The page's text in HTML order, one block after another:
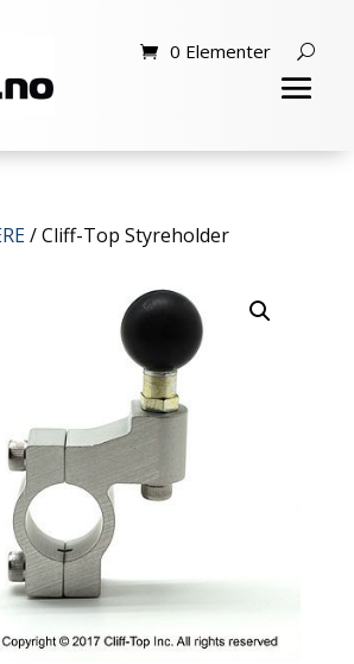
0 Elementer
/ Cliff-Top Styreholder